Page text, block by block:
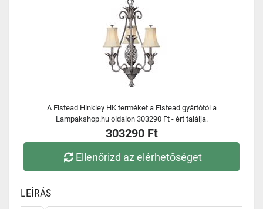
A Elstead Hinkley HK terméket a Elstead gyártótól a
Lampakshop.hu oldalon 303290 Ft - ért találja.
303290 Ft
Ellenőrizd az elérhetőséget
LEÍRÁS